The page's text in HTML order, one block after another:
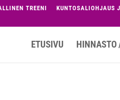
TREENI
KUNTOSALIOHJAUS
ETUSIVU HINNASTO